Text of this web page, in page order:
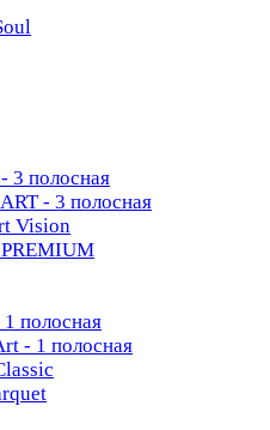
3 полосная
- 3 полосная
Vision
полосная
- 1 полосная